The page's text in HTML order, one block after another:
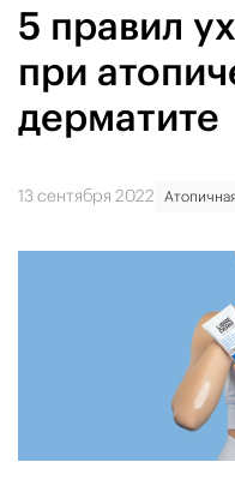
5 правил
при
дерматите
13 сентября 2022